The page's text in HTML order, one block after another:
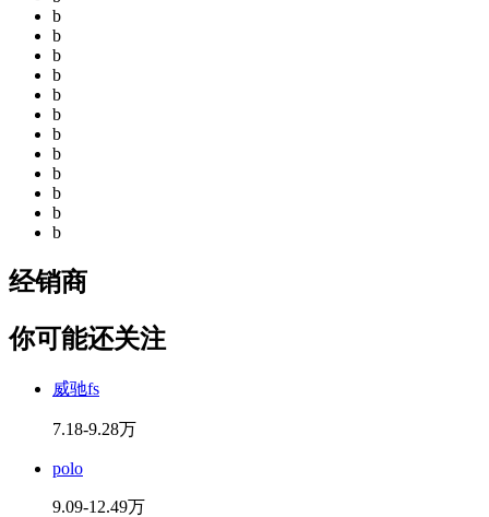
b
b
b
b
b
b
b
b
b
b
b
b
经销商
你可能还关注
威驰fs
7.18-9.28万
polo
9.09-12.49万